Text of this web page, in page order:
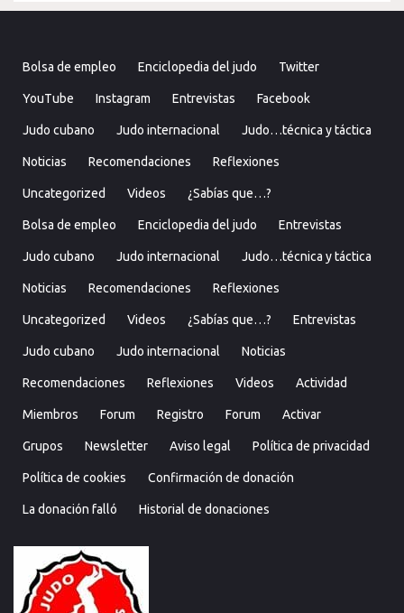
Bolsa de empleo Enciclopedia del judo Twitter
YouTube Instagram Entrevistas Facebook
Judo cubano Judo internacional Judo…técnica y táctica
Noticias Recomendaciones Reflexiones
Uncategorized Videos ¿Sabías que…?
Bolsa de empleo Enciclopedia del judo Entrevistas
Judo cubano Judo internacional Judo…técnica y táctica
Noticias Recomendaciones Reflexiones
Uncategorized Videos ¿Sabías que…? Entrevistas
Judo cubano Judo internacional Noticias
Recomendaciones Reflexiones Videos Actividad
Miembros Forum Registro Forum Activar
Grupos Newsletter Aviso legal Política de privacidad
Política de cookies Confirmación de donación
La donación falló Historial de donaciones